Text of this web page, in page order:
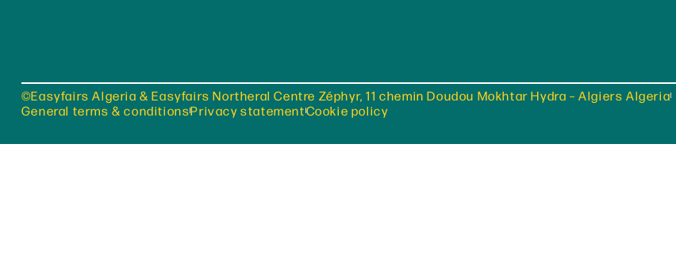
©Easyfairs Algeria & Easyfairs Northeral Centre Zéphyr, 11 chemin Doudou Mokhtar Hydra – Algiers Algeria
General terms & conditionsPrivacy statementCookie policy